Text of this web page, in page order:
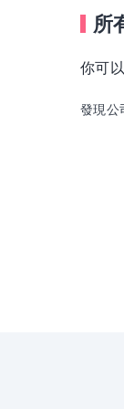
所
你可
發現公